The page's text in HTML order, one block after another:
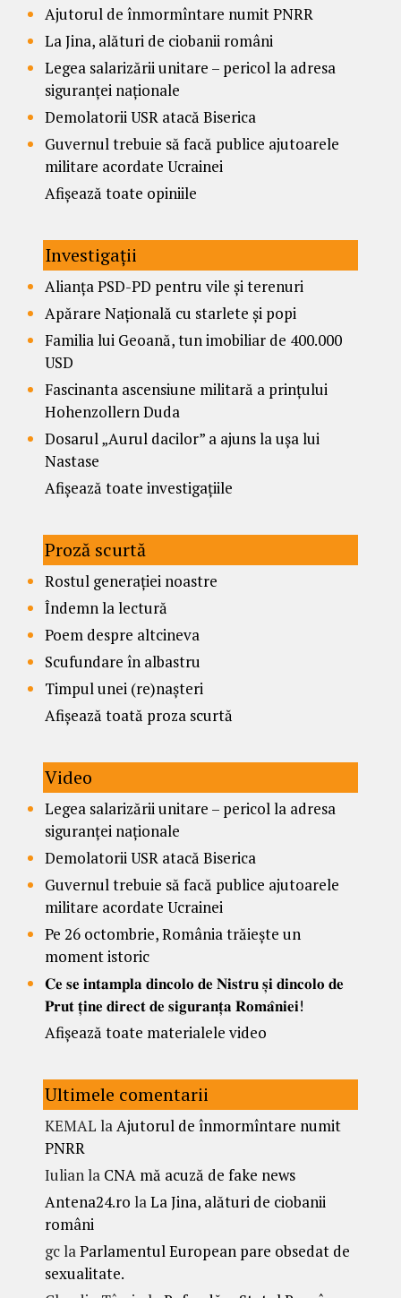
Ajutorul de înmormîntare numit PNRR
La Jina, alături de ciobanii români
Legea salarizării unitare – pericol la adresa
siguranței naționale
Demolatorii USR atacă Biserica
Guvernul trebuie să facă publice ajutoarele
militare acordate Ucrainei
Afișează toate opiniile
Investigații
Alianța PSD-PD pentru vile și terenuri
Apărare Națională cu starlete și popi
Familia lui Geoană, tun imobiliar de 400.000
USD
Fascinanta ascensiune militară a prințului
Hohenzollern Duda
Dosarul „Aurul dacilor” a ajuns la ușa lui
Nastase
Afișează toate investigațiile
Proză scurtă
Rostul generației noastre
Îndemn la lectură
Poem despre altcineva
Scufundare în albastru
Timpul unei (re)nașteri
Afișează toată proza scurtă
Video
Legea salarizării unitare – pericol la adresa
siguranței naționale
Demolatorii USR atacă Biserica
Guvernul trebuie să facă publice ajutoarele
militare acordate Ucrainei
Pe 26 octombrie, România trăiește un
moment istoric
𝐂𝐞 𝐬𝐞 𝐢𝐧𝐭𝐚𝐦𝐩𝐥𝐚 𝐝𝐢𝐧𝐜𝐨𝐥𝐨 𝐝𝐞 𝐍𝐢𝐬𝐭𝐫𝐮 𝐬̦𝐢 𝐝𝐢𝐧𝐜𝐨𝐥𝐨 𝐝𝐞
𝐏𝐫𝐮𝐭 𝐭̦𝐢𝐧𝐞 𝐝𝐢𝐫𝐞𝐜𝐭 𝐝𝐞 𝐬𝐢𝐠𝐮𝐫𝐚𝐧𝐭̦𝐚 𝐑𝐨𝐦𝐚̂𝐧𝐢𝐞𝐢!
Afișează toate materialele video
Ultimele comentarii
KEMAL laAjutorul de înmormîntare numit
PNRR
Iulianla CNA mă acuză de fake news
Antena24.ro laLa Jina, alături de ciobanii
români
gclaParlamentul European pare obsedat de
sexualitate.